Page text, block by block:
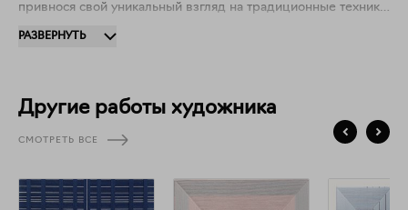
привнося свой уникальный взгляд на традиционные техники
раме с использованием различных текстильных материалов.
РАЗВЕРНУТЬ
Другие работы художника
СМОТРЕТЬ ВСЕ